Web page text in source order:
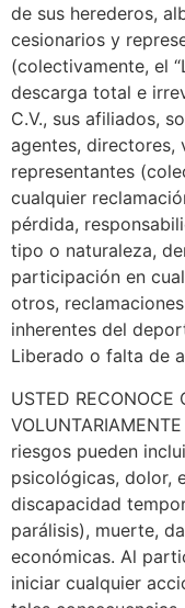
de sus herederos,
cesionarios y
(colectivamente, el
descarga total e
C.V., sus afiliados,
agentes, directores,
representantes
cualquier
pérdida,
tipo o naturaleza,
participación en
otros,
inherentes del
Liberado o falta de
USTED RECONOCE
riesgos pueden
psicológicas, dolor,
discapacidad
parálisis), muerte,
económicas. Al
iniciar cualquier